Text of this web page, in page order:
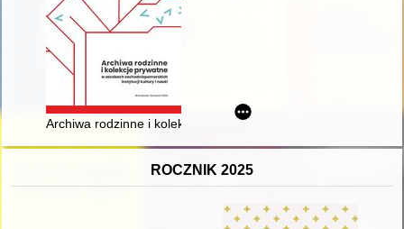
Archiwa rodzinne i kolekcje prywatne w zasobach
ROCZNIK 2025